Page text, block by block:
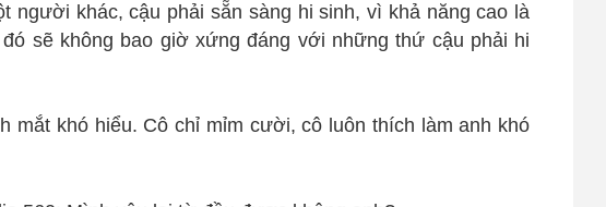
người khác, cậu phải sẵn sàng hi sinh, vì khả năng cao là
sẽ không bao giờ xứng đáng với những thứ cậu phải hi
mắt khó hiểu. Cô chỉ mỉm cười, cô luôn thích làm anh khó